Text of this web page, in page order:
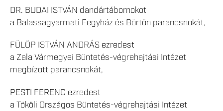
DR. BUDAI ISTVÁN dandártábornokot
a Balassagyarmati Fegyház és Börtön parancsnokát,
FÜLÖP ISTVÁN ANDRÁS ezredest
a Zala Vármegyei Büntetés-végrehajtási Intézet
megbízott parancsnokát,
PESTI FERENC ezredest
a Tököli Országos Büntetés-végrehajtási Intézet